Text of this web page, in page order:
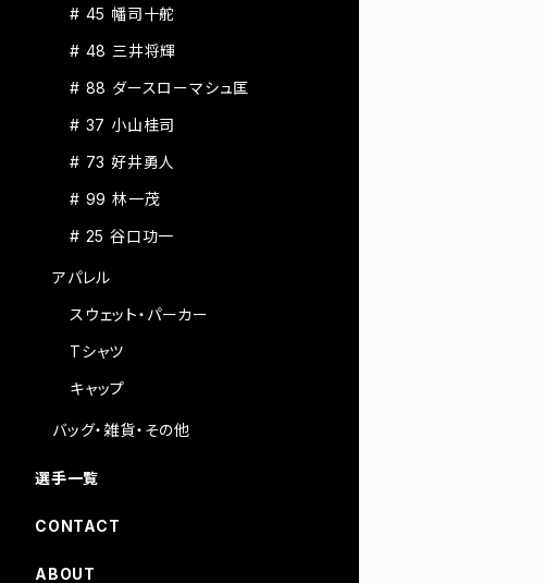
# 45 幡司十舵
# 48 三井将輝
# 88 ダースローマシュ匡
# 37 小山桂司
# 73 好井勇人
# 99 林一茂
# 25 谷口功一
アパレル
スウェット・パーカー
Tシャツ
キャップ
バッグ・雑貨・その他
選手一覧
CONTACT
ABOUT